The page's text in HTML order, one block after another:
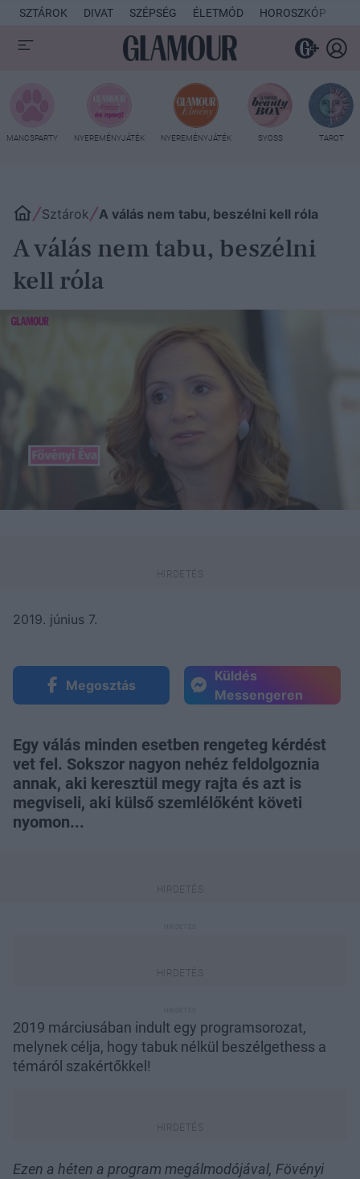
SZTÁROK DIVAT SZÉPSÉG ÉLETMÓD HOROSZKÓP
MANCSPARTY NYEREMÉNYJÁTÉK NYEREMÉNYJÁTÉK SYOSS TAROT
Sztárok A válás nem tabu, beszélni kell róla
A válás nem tabu, beszélni
kell róla
2019. június 7.
Megosztás
Küldés
Messengeren
Egy válás minden esetben rengeteg kérdést
vet fel. Sokszor nagyon nehéz feldolgoznia
annak, aki keresztül megy rajta és azt is
megviseli, aki külső szemlélőként követi
nyomon...
2019 márciusában indult egy programsorozat,
melynek célja, hogy tabuk nélkül beszélgethess a
témáról szakértőkkel!
Ezen a héten a program megálmodójával, Fövényi